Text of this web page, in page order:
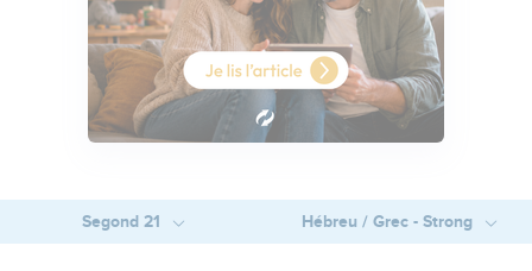
Segond 21 Hébreu / Grec - Strong